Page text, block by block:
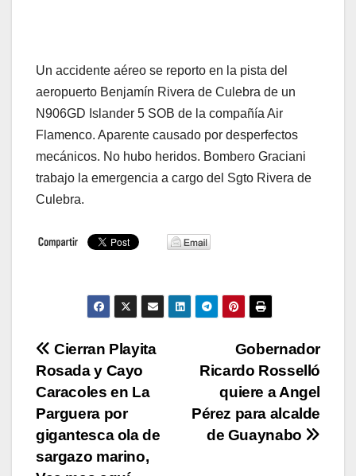
Un accidente aéreo se reporto en la pista del
aeropuerto Benjamín Rivera de Culebra de un
N906GD Islander 5 SOB de la compañía Air
Flamenco. Aparente causado por desperfectos
mecánicos. No hubo heridos. Bombero Graciani
trabajo la emergencia a cargo del Sgto Rivera de
Culebra.
Navegación
de
entradas
Gobernador
Ricardo Rosselló
quiere a Angel
Pérez para alcalde
de Guaynabo
Cierran Playita
Rosada y Cayo
Caracoles en La
Parguera por
gigantesca ola de
sargazo marino,